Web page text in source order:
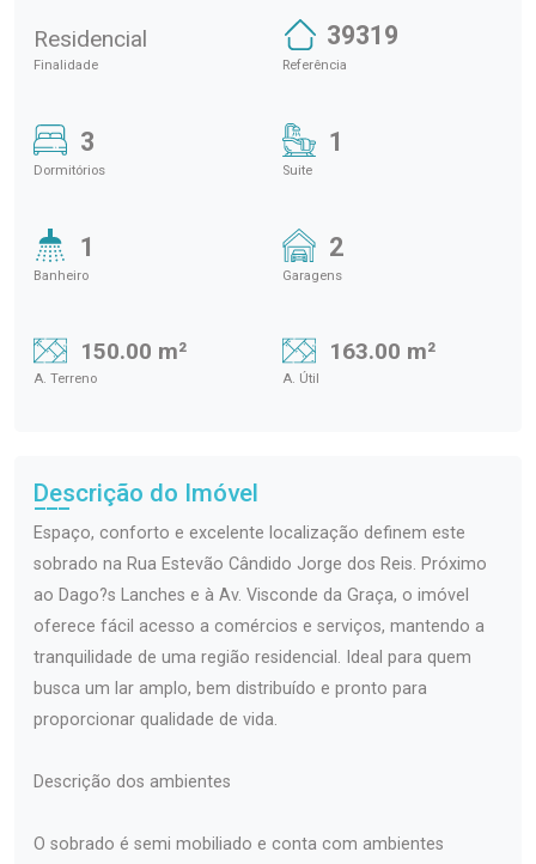
Residencial
Finalidade
39319
Referência
3
Dormitórios
1
Suite
1
Banheiro
2
Garagens
150.00 m²
A. Terreno
163.00 m²
A. Útil
Descrição do Imóvel
Espaço, conforto e excelente localização definem este
sobrado na Rua Estevão Cândido Jorge dos Reis. Próximo
ao Dago?s Lanches e à Av. Visconde da Graça, o imóvel
oferece fácil acesso a comércios e serviços, mantendo a
tranquilidade de uma região residencial. Ideal para quem
busca um lar amplo, bem distribuído e pronto para
proporcionar qualidade de vida.
Descrição dos ambientes
O sobrado é semi mobiliado e conta com ambientes